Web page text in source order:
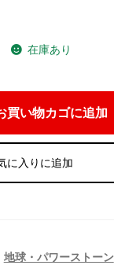
在庫あり
買い物カゴに追加
に入りに追加
地球・パワーストーン